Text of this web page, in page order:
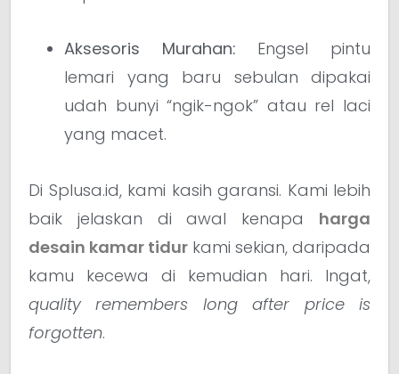
Aksesoris Murahan: Engsel pintu
lemari yang baru sebulan dipakai
udah bunyi “ngik-ngok” atau rel laci
yang macet.
Di Splusa.id, kami kasih garansi. Kami lebih
baik jelaskan di awal kenapa harga
desain kamar tidur kami sekian, daripada
kamu kecewa di kemudian hari. Ingat,
quality remembers long after price is
forgotten.